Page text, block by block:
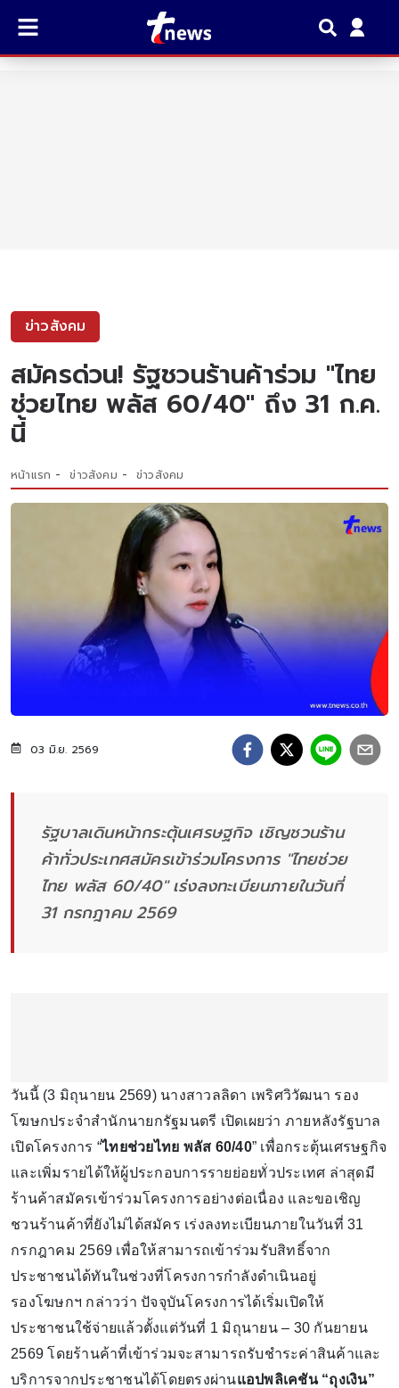
ข่าวสังคม
สมัครด่วน! รัฐชวนร้านค้าร่วม "ไทย
ช่วยไทย พลัส 60/40" ถึง 31 ก.ค.
นี้
หน้าแรก ข่าวสังคม ข่าวสังคม
03 มิ.ย. 2569
รัฐบาลเดินหน้ากระตุ้นเศรษฐกิจ เชิญชวนร้าน
ค้าทั่วประเทศสมัครเข้าร่วมโครงการ "ไทยช่วย
ไทย พลัส 60/40" เร่งลงทะเบียนภายในวันที่
31 กรกฎาคม 2569
วันนี้ (3 มิถุนายน 2569) นางสาวลลิดา เพริศวิวัฒนา รอง
โฆษกประจำสำนักนายกรัฐมนตรี เปิดเผยว่า ภายหลังรัฐบาล
เปิดโครงการ “ไทยช่วยไทย พลัส 60/40” เพื่อกระตุ้นเศรษฐกิจ
และเพิ่มรายได้ให้ผู้ประกอบการรายย่อยทั่วประเทศ ล่าสุดมี
ร้านค้าสมัครเข้าร่วมโครงการอย่างต่อเนื่อง และขอเชิญ
ชวนร้านค้าที่ยังไม่ได้สมัคร เร่งลงทะเบียนภายในวันที่ 31
กรกฎาคม 2569 เพื่อให้สามารถเข้าร่วมรับสิทธิ์จาก
ประชาชนได้ทันในช่วงที่โครงการกำลังดำเนินอยู่
รองโฆษกฯ กล่าวว่า ปัจจุบันโครงการได้เริ่มเปิดให้
ประชาชนใช้จ่ายแล้วตั้งแต่วันที่ 1 มิถุนายน – 30 กันยายน
2569 โดยร้านค้าที่เข้าร่วมจะสามารถรับชำระค่าสินค้าและ
บริการจากประชาชนได้โดยตรงผ่านแอปพลิเคชัน “ถุงเงิน”